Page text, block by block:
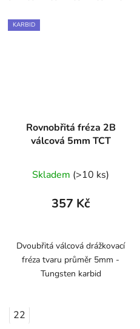
KARBID
Rovnobřitá fréza 2B
válcová 5mm TCT
Skladem (>10 ks)
357 Kč
Dvoubřitá válcová drážkovací
fréza tvaru průměr 5mm -
Tungsten karbid
22